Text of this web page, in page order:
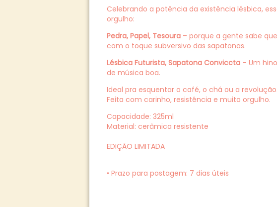
Celebrando a potência da existência lésbica,
orgulho:
Pedra, Papel, Tesoura– porque a gente sabe
com o toque subversivo das sapatonas.
Lésbica Futurista, Sapatona Conviccta– Um
de música boa.
Ideal pra esquentar o café, o chá ou a revolução.
Feita com carinho, resistência e muito orgulho.
Capacidade: 325ml
Material: cerâmica resistente
EDIÇÃO LIMITADA
• Prazo para postagem: 7 dias úteis